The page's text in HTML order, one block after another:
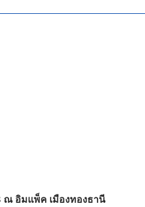
ณ อิมแพ็ค เมืองทองธานี